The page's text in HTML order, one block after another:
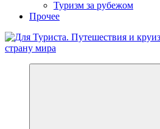
Туризм за рубежом
Прочее
Новости туризма, куда поехать на